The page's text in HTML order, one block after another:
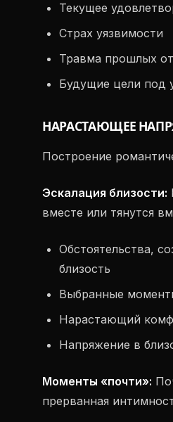
Текущее
Страх уязвимости
Травма прошлых
Будущие цели под
НАРАСТАЮЩЕЕ
Построение
Эскалация близости:
вместе или тянутся
Обстоятельства,
близость
Выбранные
Нарастающий
Напряжение в
Моменты «почти»:
прерванная